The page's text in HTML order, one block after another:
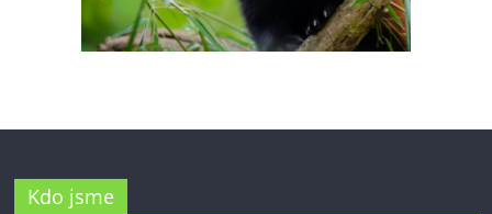
Kdo jsme